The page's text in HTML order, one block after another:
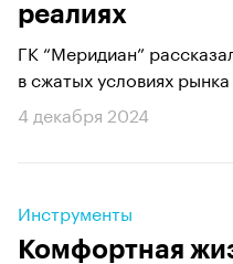
реалиях
ГК “Меридиан”
в сжатых условиях
4 декабря 2024
Инструменты
Комфортная